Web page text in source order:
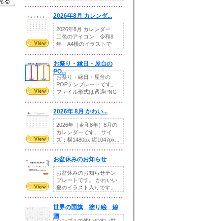
2026年8月 カレンダ...
2026年8月 カレンダー
二色のアイコン 令和8
年 A4横のイラストで
お祭り・縁日・屋台の
PO...
お祭り・縁日・屋台の
POPテンプレートです。
ファイル形式は透過PNG
2026年 8月 かわい...
2026年（令和8年）8月の
カレンダーです。 サイ
ズ：横1480px 縦1047px...
お盆休みのお知らせ
お盆休みのお知らせテン
プレートです。 かわいい
夏のイラスト入りです。
世界の国旗 塗り絵 線
画